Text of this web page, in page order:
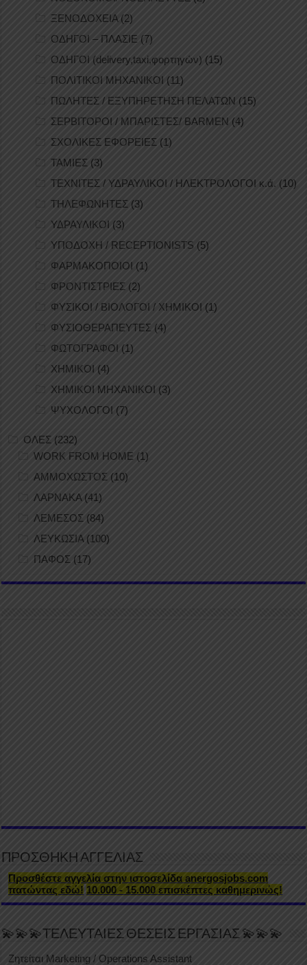
ΞΕΝΟΔΟΧΕΙΑ (2)
ΟΔΗΓΟΙ – ΠΛΑΣΙΕ (7)
ΟΔΗΓΟΙ (delivery,taxi,φορτηγών) (15)
ΠΟΛΙΤΙΚΟΙ ΜΗΧΑΝΙΚΟΙ (11)
ΠΩΛΗΤΕΣ / ΕΞΥΠΗΡΕΤΗΣΗ ΠΕΛΑΤΩΝ (15)
ΣΕΡΒΙΤΟΡΟΙ / ΜΠΑΡΙΣΤΕΣ/ BARMEN (4)
ΣΧΟΛΙΚΕΣ ΕΦΟΡΕΙΕΣ (1)
ΤΑΜΙΕΣ (3)
ΤΕΧΝΙΤΕΣ / ΥΔΡΑΥΛΙΚΟΙ / ΗΛΕΚΤΡΟΛΟΓΟΙ κ.ά. (10)
ΤΗΛΕΦΩΝΗΤΕΣ (3)
ΥΔΡΑΥΛΙΚΟΙ (3)
ΥΠΟΔΟΧΗ / RECEPTIONISTS (5)
ΦΑΡΜΑΚΟΠΟΙΟΙ (1)
ΦΡΟΝΤΙΣΤΡΙΕΣ (2)
ΦΥΣΙΚΟΙ / ΒΙΟΛΟΓΟΙ / ΧΗΜΙΚΟΙ (1)
ΦΥΣΙΟΘΕΡΑΠΕΥΤΕΣ (4)
ΦΩΤΟΓΡΑΦΟΙ (1)
ΧΗΜΙΚΟΙ (4)
ΧΗΜΙΚΟΙ ΜΗΧΑΝΙΚΟΙ (3)
ΨΥΧΟΛΟΓΟΙ (7)
ΟΛΕΣ (232)
WORK FROM HOME (1)
ΑΜΜΟΧΩΣΤΟΣ (10)
ΛΑΡΝΑΚΑ(41)
ΛΕΜΕΣΟΣ (84)
ΛΕΥΚΩΣΙΑ(100)
ΠΑΦΟΣ (17)
ΠΡΟΣΘΗΚΗ ΑΓΓΕΛΙΑΣ
Προσθέστε αγγελία στην ιστοσελίδα anergosjobs.com
πατώντας εδώ! 10.000 - 15.000 επισκέπτες καθημερινώς!
💫💫💫ΤΕΛΕΥΤΑΙΕΣ ΘΕΣΕΙΣ ΕΡΓΑΣΙΑΣ 💫💫💫
Ζητείται Marketing / Operations Assistant